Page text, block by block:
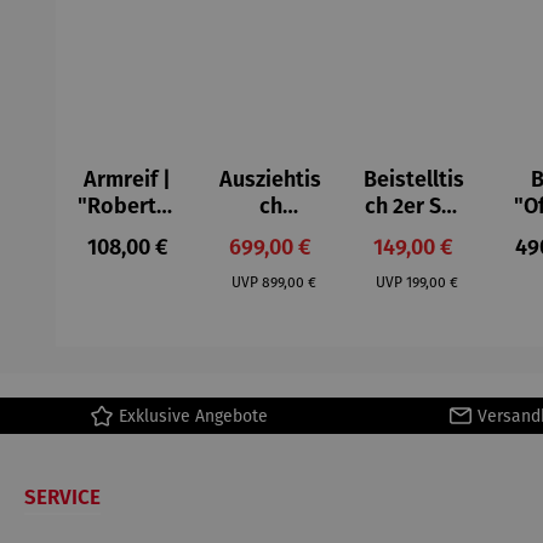
Armreif |
"Roberta"
– Anna
Mütz
Regulärer Preis:
108,00 €
Ausziehtis
ch
Aluminium
– Valor
Verkaufspreis:
699,00 €
UVP Regulärer Preis:
899,00 €
Beistelltis
ch 2er Set
– Dalias
Verkaufspreis:
149,00 €
UVP Regulärer Preis:
199,00 €
Exklusive Angebote
SERVICE